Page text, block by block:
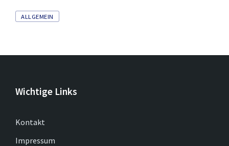
Tags
ALLGEMEIN
Wichtige Links
Kontakt
Impressum